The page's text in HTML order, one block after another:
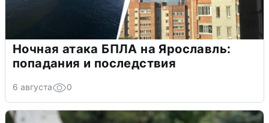
Ночная атака БПЛА на Ярославль:
попадания и последствия
6 августа 0